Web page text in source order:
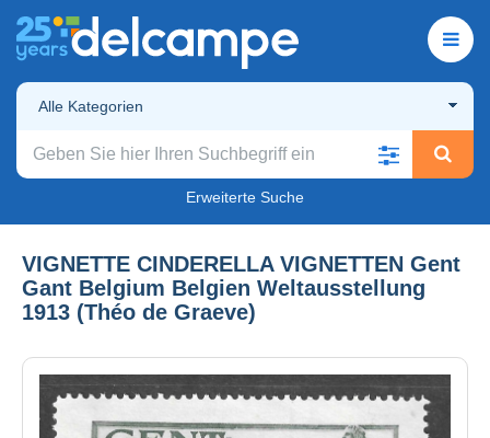
Alle Kategorien
Erweiterte Suche
VIGNETTE CINDERELLA VIGNETTEN Gent
Gant Belgium Belgien Weltausstellung
1913 (Théo de Graeve)